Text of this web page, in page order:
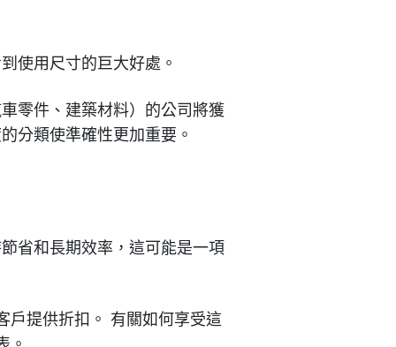
使用尺寸的巨大好處。
零件、建築材料）的公司將獲
分類使準確性更加重要。
省和長期效率，這可能是一項
戶提供折扣。 有關如何享受這